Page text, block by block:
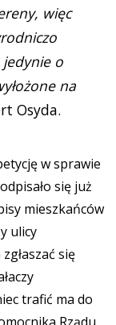
więc
o
na
Osyda.
w sprawie
się już
mieszkańców
ulicy
się
trafić ma do